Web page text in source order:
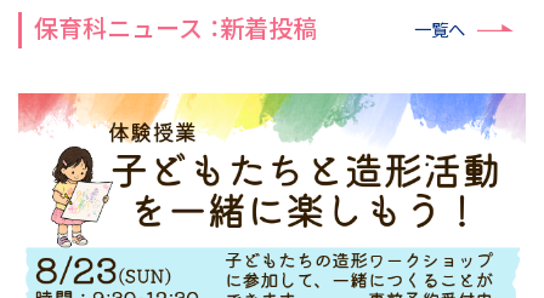
保育科ニュース ：新着投稿 一覧へ